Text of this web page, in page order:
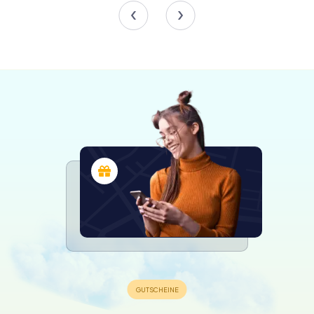
Archäologische Höhepunkte
römische Puppen aus Knochen und Bernstein aus Ontur
und die bemerkenswerten iberischen Skulpturen von
Capuchinos und La Losa. Die archäologischen
Sammlungen des Museums sind im Laufe der Jahre dank
der engagierten Bemühungen seiner Direktoren und der
zahlreichen Ausgrabungen in der Region erheblich
gewachsen. Besucher können Artefakte aus
prähistorischen Zeiten erkunden, darunter paläolithische
Werkzeuge aus der Cueva del Niño und neolithische
Keramiken aus dem Abrigo del Molino del Vadico. Die
Sammlungen umfassen auch Schätze aus der Bronzezeit,
wie die kunstvoll dekorierte Keramik von Los Cuchillos und
Künstlerische Bestrebungen